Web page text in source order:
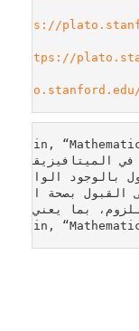
https://
https://
in,
بما يعني أن